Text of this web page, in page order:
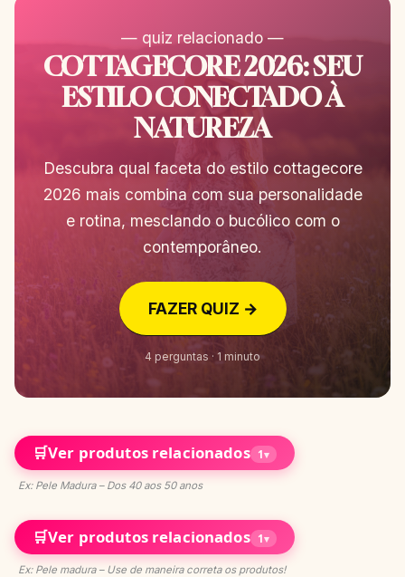
— quiz relacionado —
COTTAGECORE 2026: SEU
ESTILO CONECTADO À
NATUREZA
Descubra qual faceta do estilo cottagecore
2026 mais combina com sua personalidade
e rotina, mesclando o bucólico com o
contemporâneo.
FAZER QUIZ →
4 perguntas · 1 minuto
🛒Ver produtos relacionados 1▾
Ex: Pele Madura – Dos 40 aos 50 anos
🛒Ver produtos relacionados 1▾
Ex: Pele madura – Use de maneira correta os produtos!